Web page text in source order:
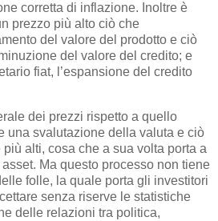
corretta di inflazione. Inoltre è
prezzo più alto ciò che
del valore del prodotto e ciò
del valore del credito; e
fiat, l’espansione del credito
dei prezzi rispetto a quello
una svalutazione della valuta e ciò
alti, cosa che a sua volta porta a
Ma questo processo non tiene
folle, la quale porta gli investitori
senza riserve le statistiche
delle relazioni tra politica,